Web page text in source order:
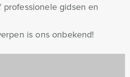
gidsen en
is ons onbekend!